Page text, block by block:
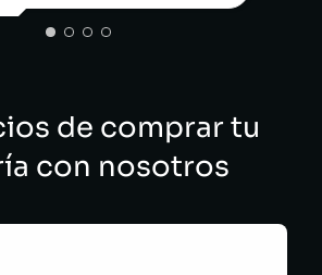
de comprar tu
con nosotros